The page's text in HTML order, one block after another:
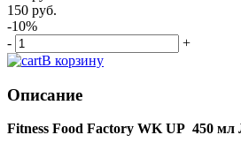
150 руб.
-10%
-
+
В корзину
Описание
Fitness Food Factory WK UP 450